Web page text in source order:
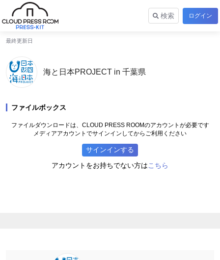
検索 ログイン
最終更新日
海と日本PROJECT in 千葉県
ファイルボックス
ファイルダウンロードは、CLOUD PRESS ROOMのアカウントが必要です
メディアアカウントでサインインしてからご利用ください
サインインする
アカウントをお持ちでない方はこちら